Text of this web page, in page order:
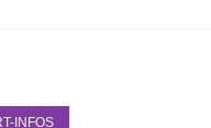
INFOS